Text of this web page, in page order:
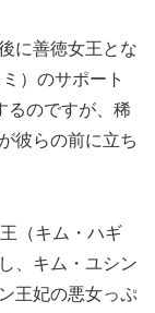
に善徳女王とな
）のサポート
るのですが、稀
彼らの前に立ち
（キム・ハギ
、キム・ユシン
王妃の悪女っぷ